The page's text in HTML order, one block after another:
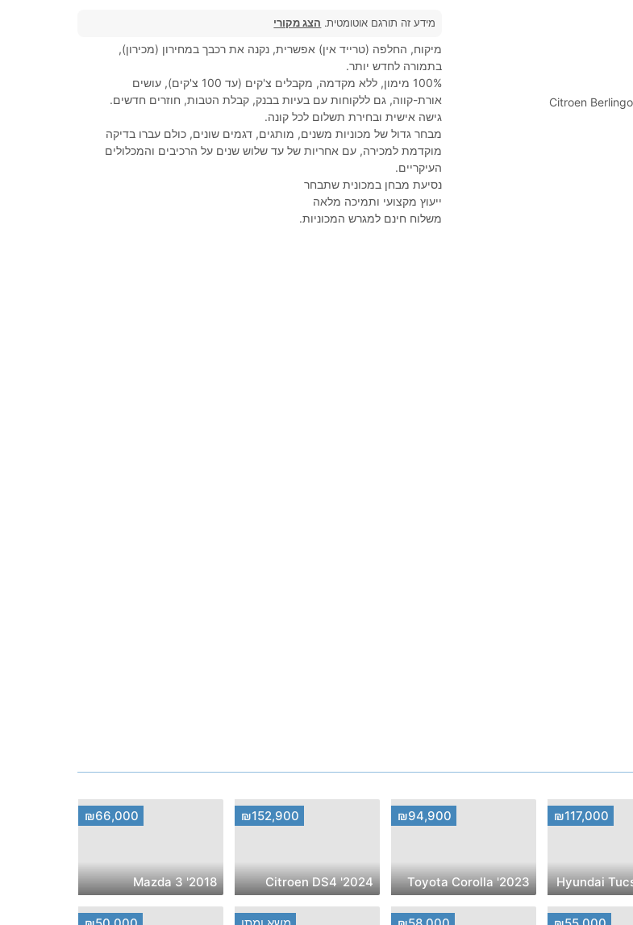
מידע זה תורגם אוטומטית. הצג מקורי
מיקוח, החלפה (טרייד אין) אפשרית, נקנה את רכבך במחירון (מכירון),
בתמורה לחדש יותר.
100% מימון, ללא מקדמה, מקבלים צ'קים (עד 100 צ'קים), עושים
אורת-קווה, גם ללקוחות עם בעיות בבנק, קבלת הטבות, חוזרים חדשים.
גישה אישית ובחירת תשלום לכל קונה.
מבחר גדול של מכוניות משנים, מותגים, דגמים שונים, כולם עברו בדיקה
מוקדמת למכירה, עם אחריות של עד שלוש שנים על הרכיבים והמכלולים
העיקריים.
נסיעת מבחן במכונית שתבחר
ייעוץ מקצועי ותמיכה מלאה
משלוח חינם למגרש המכוניות.
₪117,000
₪94,900
2023' Toyota Corolla
₪152,900
2024' Citroen DS4
₪66,000
2018' Mazda 3